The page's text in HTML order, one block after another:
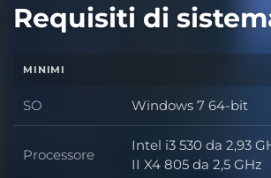
Requisiti di
MINIMI
SO SO
Windows 7 64-bit
Processore Processore
Intel i3 530 da 2,93
II X4 805 da 2,5 GHz